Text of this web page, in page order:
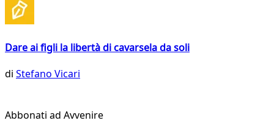
Dare ai figli la libertà di cavarsela da soli
di Stefano Vicari
Abbonati ad Avvenire